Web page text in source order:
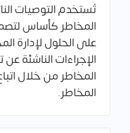
تُستخدم التوصيات
المخاطر كأساس
على الحلول لإدارة
الإجراءات الناشئة
المخاطر من خلال
المخاطر.